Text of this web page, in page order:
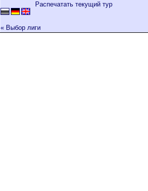
Распечатать текущий тур
« Выбор лиги